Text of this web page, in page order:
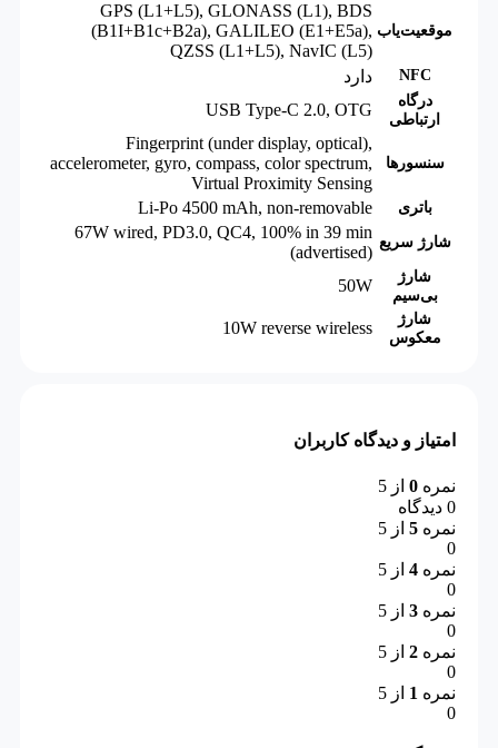
موقعیت‌یاب
GPS (L1+L5), GLONASS (L1), BDS
(B1I+B1c+B2a), GALILEO (E1+E5a),
QZSS (L1+L5), NavIC (L5)
NFC دارد
درگاه
ارتباطی
USB Type-C 2.0, OTG
سنسورها
Fingerprint (under display, optical),
accelerometer, gyro, compass, color spectrum,
Virtual Proximity Sensing
باتری Li-Po 4500 mAh, non-removable
شارژ سریع
67W wired, PD3.0, QC4, 100% in 39 min
(advertised)
شارژ
بی‌سیم
50W
شارژ
معکوس
10W reverse wireless
امتیاز و دیدگاه کاربران
نمره 0 از 5
0 دیدگاه
نمره 5 از 5
0
نمره 4 از 5
0
نمره 3 از 5
0
نمره 2 از 5
0
نمره 1 از 5
0